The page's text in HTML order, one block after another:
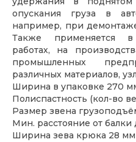
опускания груза в
например, при
Также применяется в
работах, на
промышленных
различных материалов,
Ширина в упаковке 270
Полиспастность (кол-во
Размер звена
Мин. расстояние от
Ширина зева крюка 28 мм